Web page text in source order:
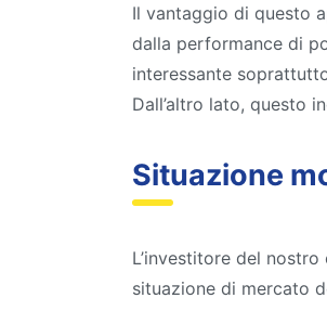
Il vantaggio di questo
dalla performance di
interessante
Dall’altro lato, questo
Situazione
L’investitore del
situazione di mercato